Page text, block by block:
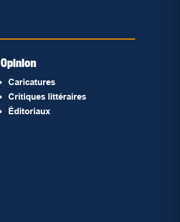
Opinion
Caricatures
Critiques littéraires
Éditoriaux